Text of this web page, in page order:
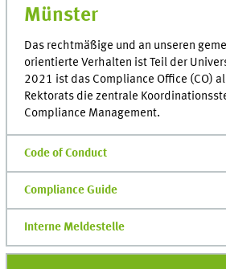
Münster
Das rechtmäßige und an unseren
orientierte Verhalten ist Teil der
2021 ist das Compliance Office (CO)
Rektorats die zentrale
Compliance Management.
Code of Conduct
Compliance Guide
Interne Meldestelle